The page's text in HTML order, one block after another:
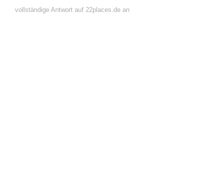
vollständige Antwort auf 22places.de an